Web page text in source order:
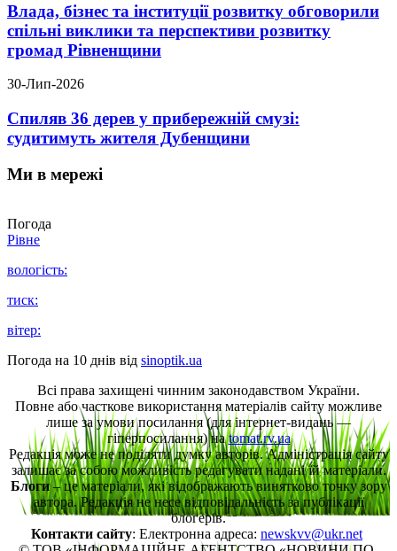
Влада, бізнес та інституції розвитку обговорили
спільні виклики та перспективи розвитку
громад Рівненщини
30-Лип-2026
Спиляв 36 дерев у прибережній смузі:
судитимуть жителя Дубенщини
Ми в мережі
Погода
Рівне
вологість:
тиск:
вітер:
Погода на 10 днів від sinoptik.ua
Всі права захищені чинним законодавством України.
Повне або часткове використання матеріалів сайту можливе
лише за умови посилання (для інтернет-видань —
гіперпосилання) наtomat.rv.ua
Редакція може не поділяти думку авторів. Адміністрація сайту
залишає за собою можливість редагувати надані їй матеріали.
Блоги– це матеріали, які відображають винятково точку зору
автора. Редакція не несе відповідальність за публікації
блогерів.
Контакти сайту: Електронна адреса: newskvv@ukr.net